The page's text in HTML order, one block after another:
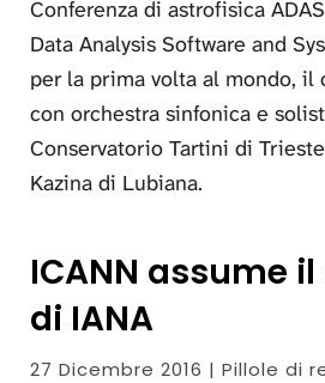
Conferenza di astrofisica
Data Analysis Software and
per la prima volta al mondo, il
con orchestra sinfonica e
Conservatorio Tartini di
Kazina di Lubiana.
ICANN assume
di IANA
27 Dicembre 2016 | Pillole di